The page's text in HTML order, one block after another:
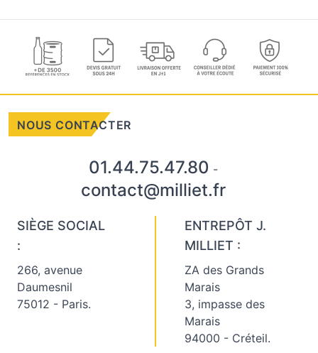
NOUS CONTACTER
01.44.75.47.80 -
contact@milliet.fr
SIÈGE SOCIAL
:
266, avenue
Daumesnil
75012 - Paris.
ENTREPÔT J.
MILLIET :
ZA des Grands
Marais
3, impasse des
Marais
94000 - Créteil.